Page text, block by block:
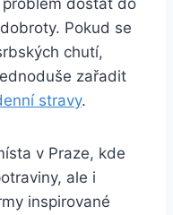
Pokud se
chutí,
zařadit
stravy.
v Praze, kde
ale i
inspirované